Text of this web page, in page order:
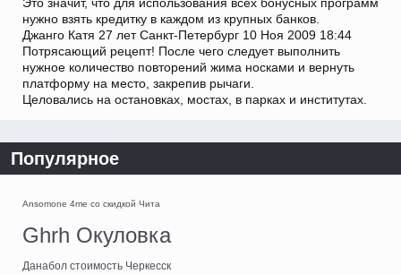
нужно взять кредитку в каждом из крупных банков.
Джанго Катя 27 лет Санкт-Петербург 10 Ноя 2009 18:44
Потрясающий рецепт! После чего следует выполнить
нужное количество повторений жима носками и вернуть
платформу на место, закрепив рычаги.
Целовались на остановках, мостах, в парках и институтах.
Популярное
Ansomone 4me со скидкой Чита
Ghrh Окуловка
Данабол стоимость Черкесск